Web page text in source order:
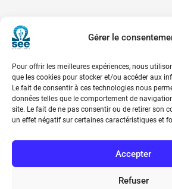
Gérer le
Pour offrir les meilleures expériences, nous
que les cookies pour stocker et/ou accéder aux
Le fait de consentir à ces technologies nous
données telles que le comportement de
site. Le fait de ne pas consentir ou de retirer son
un effet négatif sur certaines caractéristiques et
Accepter
Refuser
Société de l’Electricité, de l’Electronique
17 rue de l’Amiral Hamelin75116 Paris
Métro : « Boissière » Ligne 6 et « Iéna »